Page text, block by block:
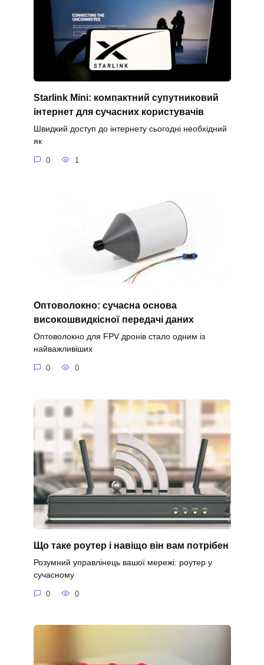
Starlink Mini: компактний супутниковий
інтернет для сучасних користувачів
Швидкий доступ до інтернету сьогодні необхідний
як
0 1
Оптоволокно: сучасна основа
високошвидкісної передачі даних
Оптоволокно для FPV дронів стало одним із
найважливіших
0 0
Що таке роутер і навіщо він вам потрібен
Розумний управлінець вашої мережі: роутер у
сучасному
0 0